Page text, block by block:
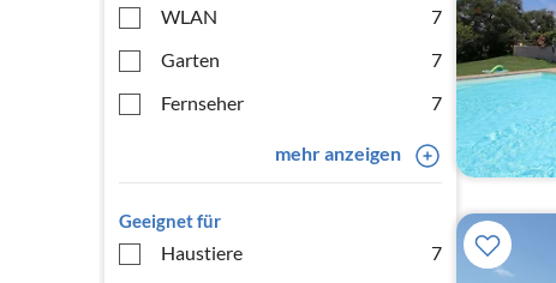
WLAN
7
Garten
7
Fernseher
7
mehr anzeigen
Geeignet für
Haustiere
7